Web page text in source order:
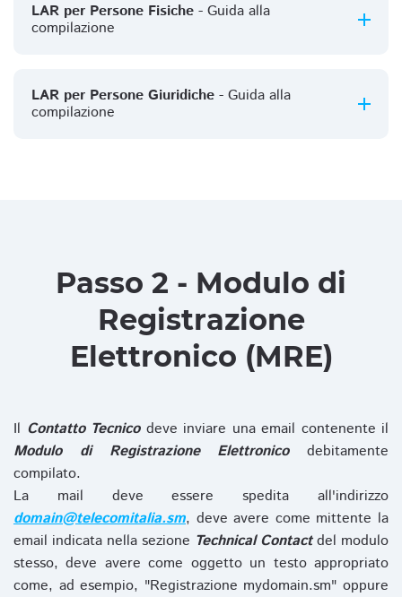
LAR per Persone Fisiche - Guida alla
compilazione
LAR per Persone Giuridiche - Guida alla
compilazione
Passo 2 - Modulo di
Registrazione
Elettronico (MRE)
Il Contatto Tecnicodeve inviare una email contenente il
Modulo di Registrazione Elettronicodebitamente
compilato.
La mail deve essere spedita all'indirizzo
domain@telecomitalia.sm, deve avere come mittente la
email indicata nella sezione Technical Contactdel modulo
stesso, deve avere come oggetto un testo appropriato
come, ad esempio, "Registrazione mydomain.sm" oppure